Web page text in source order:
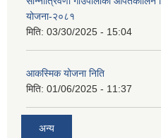
योजना-२०८१
मिति: 03/30/2025 - 15:04
आकस्मिक योजना निति
मिति: 01/06/2025 - 11:37
अन्य